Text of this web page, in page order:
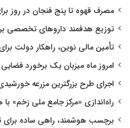
مصرف قهوه تا پنج فنجان در روز
توزیع هدفمند داروهای تخصصی
تأمین مالی نوین، راهکار دولت
امروز ماه میزبان یک برخورد
اجرای طرح بزرگترین مزرعه
راه‌اندازی «مرکز جامع ملی زخم»
برچسب هوشمند، راهی ساده